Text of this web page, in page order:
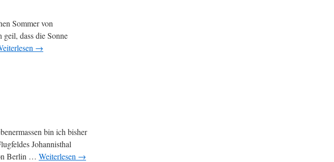
Sommer von
geil, dass die Sonne
→
bin ich bisher
Johannisthal
Berlin … Weiterlesen →